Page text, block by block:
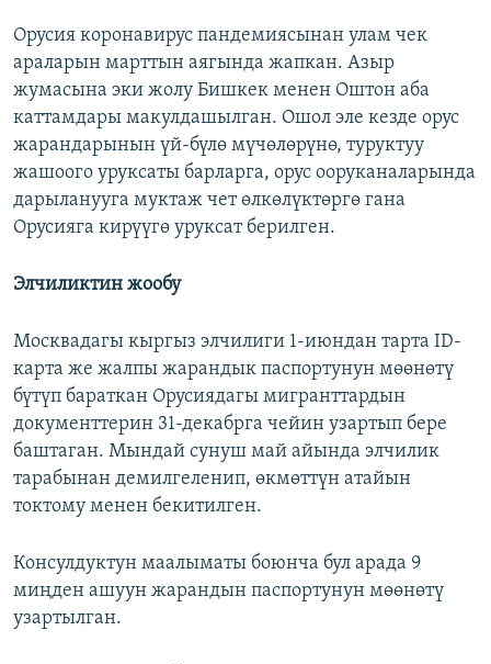
Орусия коронавирус пандемиясынан улам чек
араларын марттын аягында жапкан. Азыр
жумасына эки жолу Бишкек менен Оштон аба
каттамдары макулдашылган. Ошол эле кезде орус
жарандарынын үй-бүлө мүчөлөрүнө, туруктуу
жашоого уруксаты барларга, орус ооруканаларында
дарыланууга муктаж чет өлкөлүктөргө гана
Орусияга кирүүгө уруксат берилген.
Элчиликтин жообу
Москвадагы кыргыз элчилиги 1-июндан тарта ID-
карта же жалпы жарандык паспортунун мөөнөтү
бүтүп бараткан Орусиядагы мигранттардын
документтерин 31-декабрга чейин узартып бере
баштаган. Мындай сунуш май айында элчилик
тарабынан демилгеленип, өкмөттүн атайын
токтому менен бекитилген.
Консулдуктун маалыматы боюнча бул арада 9
миңден ашуун жарандын паспортунун мөөнөтү
узартылган.